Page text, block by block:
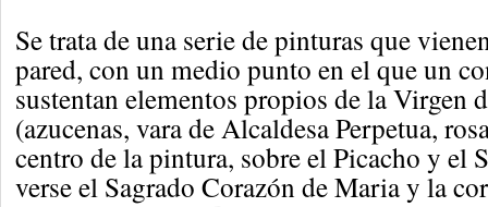
Se trata de una serie de pinturas que
pared, con un medio punto en el que un
sustentan elementos propios de la Virgen
(azucenas, vara de Alcaldesa Perpetua,
centro de la pintura, sobre el Picacho y el
verse el Sagrado Corazón de Maria y la